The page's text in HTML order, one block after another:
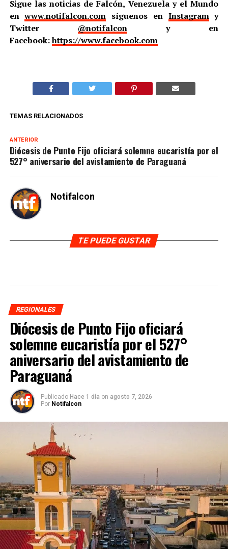
Sigue las noticias de Falcón, Venezuela y el Mundo
enwww.notifalcon.com síguenos en Instagramy
Twitter @notifalcony en
Facebook:https://www.facebook.com
TEMAS RELACIONADOS
ANTERIOR
Diócesis de Punto Fijo oficiará solemne eucaristía por el
527° aniversario del avistamiento de Paraguaná
Notifalcon
TE PUEDE GUSTAR
REGIONALES
Diócesis de Punto Fijo oficiará
solemne eucaristía por el 527°
aniversario del avistamiento de
Paraguaná
Publicado Hace 1 día on agosto 7, 2026
Por Notifalcon